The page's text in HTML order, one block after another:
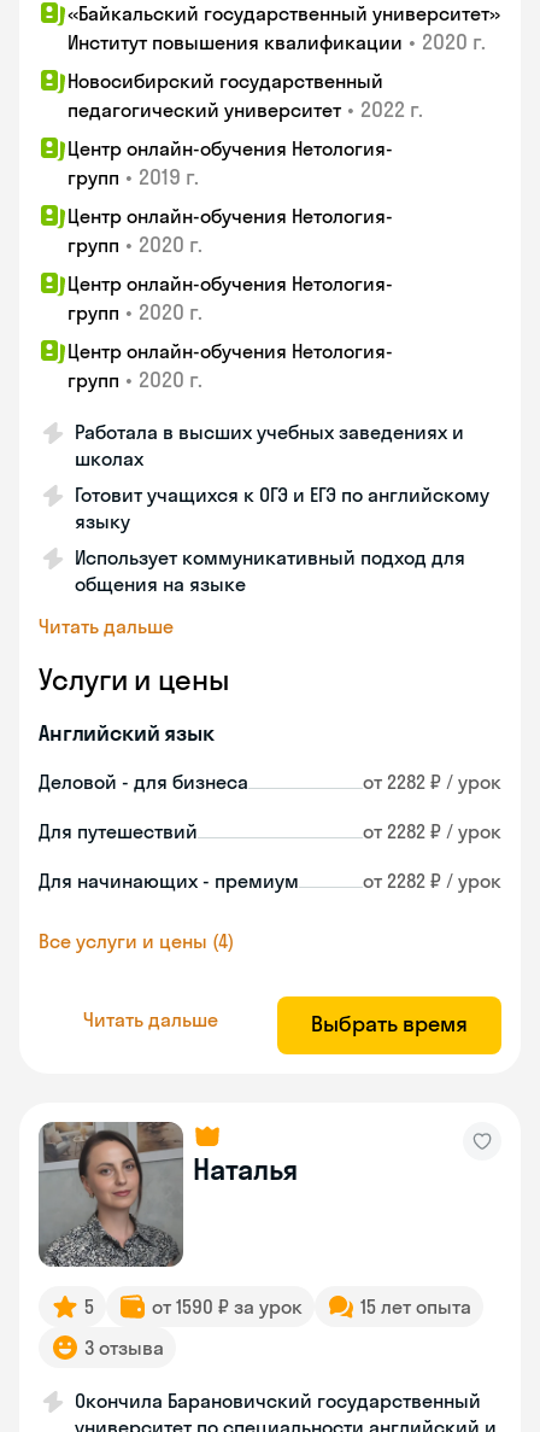
«Байкальский государственный университет»
Институт повышения квалификации • 2020 г.
Новосибирский государственный
педагогический университет • 2022 г.
Центр онлайн-обучения Нетология-
групп • 2019 г.
Центр онлайн-обучения Нетология-
групп • 2020 г.
Центр онлайн-обучения Нетология-
групп • 2020 г.
Центр онлайн-обучения Нетология-
групп • 2020 г.
Работала в высших учебных заведениях и
школах
Готовит учащихся к ОГЭ и ЕГЭ по английскому
языку
Использует коммуникативный подход для
общения на языке
Читать дальше
Услуги и цены
Английский язык
Деловой - для бизнеса от 2282 ₽ / урок
Для путешествий от 2282 ₽ / урок
Для начинающих - премиум от 2282 ₽ / урок
Все услуги и цены (4)
Читать дальше Выбрать время
Наталья
5 от 1590 ₽ за урок
15 лет опыта
3 отзыва
Окончила Барановичский государственный
университет по специальности английский и